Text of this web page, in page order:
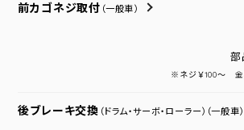
前カゴネジ取付 （一般車）
部
※ネジ￥100～ 金
後ブレーキ交換 （ドラム・サーボ・ローラー） （一般車）